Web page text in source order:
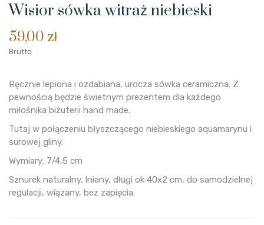
Wisior sówka witraż niebieski
59,00 zł
Brutto
Ręcznie lepiona i ozdabiana, urocza sówka ceramiczna. Z
pewnością będzie świetnym prezentem dla każdego
miłośnika biżuterii hand made.
Tutaj w połączeniu błyszczącego niebieskiego aquamarynu i
surowej gliny.
Wymiary: 7/4,5 cm
Sznurek naturalny, lniany, długi ok 40x2 cm, do samodzielnej
regulacji, wiązany, bez zapięcia.